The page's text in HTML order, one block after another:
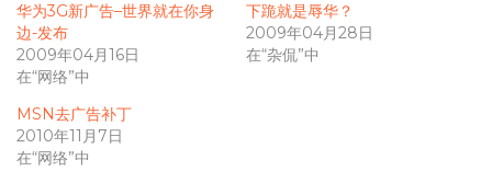
华为3G新广告–世界就在你身
边-发布
2009年04月16日
在“网络”中
下跪就是辱华？
2009年04月28日
在“杂侃”中
MSN去广告补丁
2010年11月7日
在“网络”中